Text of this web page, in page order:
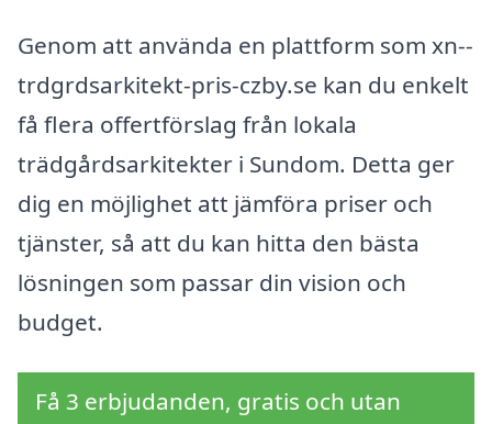
Genom att använda en plattform som xn--
trdgrdsarkitekt-pris-czby.se kan du enkelt
få flera offertförslag från lokala
trädgårdsarkitekter i Sundom. Detta ger
dig en möjlighet att jämföra priser och
tjänster, så att du kan hitta den bästa
lösningen som passar din vision och
budget.
Få 3 erbjudanden, gratis och utan